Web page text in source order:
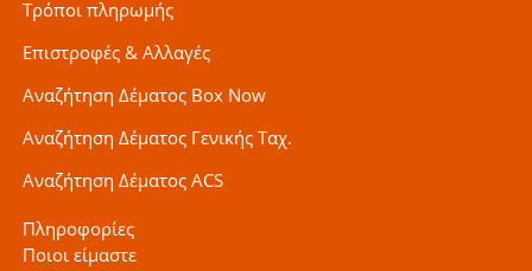
Τρόποι πληρωμής
Επιστροφές & Αλλαγές
Αναζήτηση Δέματος Box Now
Αναζήτηση Δέματος Γενικής Ταχ.
Αναζήτηση Δέματος ACS
Πληροφορίες
Ποιοι είμαστε